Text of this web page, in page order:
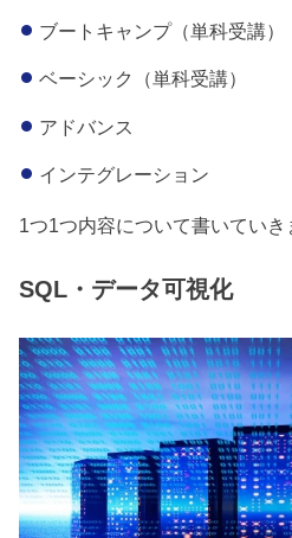
ブートキャンプ（単科受講）
ベーシック（単科受講）
アドバンス
インテグレーション
1つ1つ内容について書いていき
SQL・データ可視化